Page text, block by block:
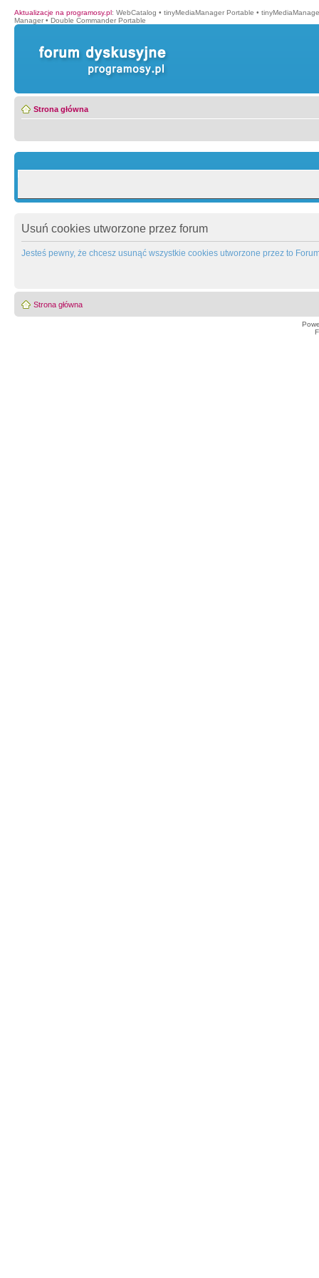
Aktualizacje na programosy.pl: WebCatalog • tinyMediaManager Portable •
Manager • Double Commander Portable
Strona główna
Usuń cookies utworzone przez forum
Jesteś pewny, że chcesz usunąć wszystkie cookies utworzone przez to
Strona główna